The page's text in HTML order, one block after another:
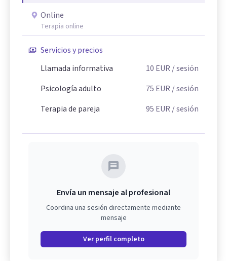
Online
Terapia online
Servicios y precios
Llamada informativa
10 EUR/ sesión
Psicología adulto
75 EUR/ sesión
Terapia de pareja
95 EUR/ sesión
Envía un mensaje al profesional
Coordina una sesión directamente mediante
mensaje
Ver perfil completo